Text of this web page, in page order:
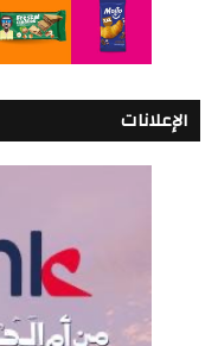
الإعلانات